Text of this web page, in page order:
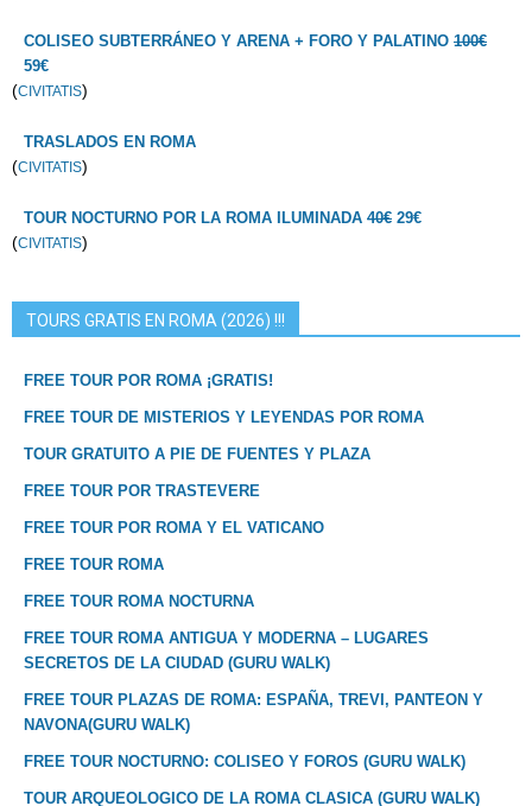
COLISEO SUBTERRÁNEO Y ARENA + FORO Y PALATINO 100€
59€
(CIVITATIS)
TRASLADOS EN ROMA
(CIVITATIS)
TOUR NOCTURNO POR LA ROMA ILUMINADA 40€ 29€
(CIVITATIS)
TOURS GRATIS EN ROMA (2026) !!!
FREE TOUR POR ROMA ¡GRATIS!
FREE TOUR DE MISTERIOS Y LEYENDAS POR ROMA
TOUR GRATUITO A PIE DE FUENTES Y PLAZA
FREE TOUR POR TRASTEVERE
FREE TOUR POR ROMA Y EL VATICANO
FREE TOUR ROMA
FREE TOUR ROMA NOCTURNA
FREE TOUR ROMA ANTIGUA Y MODERNA – LUGARES
SECRETOS DE LA CIUDAD (GURU WALK)
FREE TOUR PLAZAS DE ROMA: ESPAÑA, TREVI, PANTEON Y
NAVONA(GURU WALK)
FREE TOUR NOCTURNO: COLISEO Y FOROS (GURU WALK)
TOUR ARQUEOLOGICO DE LA ROMA CLASICA (GURU WALK)